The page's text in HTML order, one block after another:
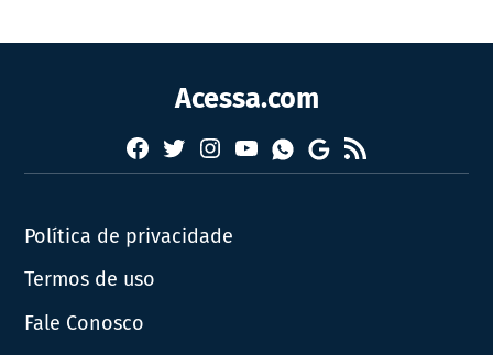
Acessa.com
Facebook
TwitterInstagram
YouTubeWhatsapp
Google
News
RSS
Política de privacidade
Termos de uso
Fale Conosco